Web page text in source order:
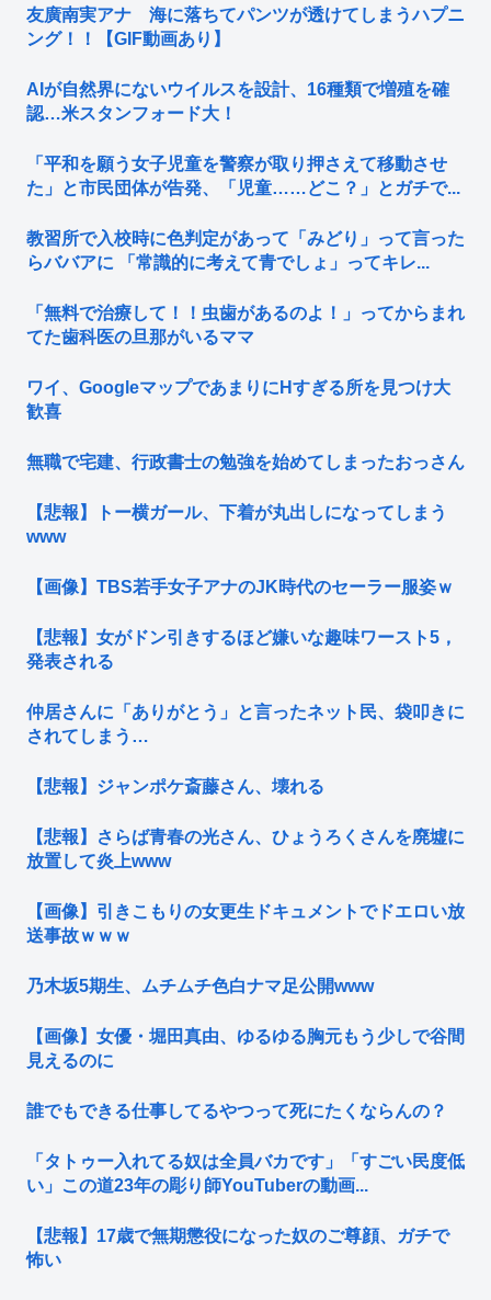
友廣南実アナ 海に落ちてパンツが透けてしまうハプニ
ング！！【GIF動画あり】
AIが自然界にないウイルスを設計、16種類で増殖を確
認…米スタンフォード大！
「平和を願う女子児童を警察が取り押さえて移動させ
た」と市民団体が告発、「児童……どこ？」とガチで...
教習所で入校時に色判定があって「みどり」って言った
らババアに 「常識的に考えて青でしょ」ってキレ...
「無料で治療して！！虫歯があるのよ！」ってからまれ
てた歯科医の旦那がいるママ
ワイ、GoogleマップであまりにΗすぎる所を見つけ大
歓喜
無職で宅建、行政書士の勉強を始めてしまったおっさん
【悲報】トー横ガール、下着が丸出しになってしまう
www
【画像】TBS若手女子アナのJK時代のセーラー服姿ｗ
【悲報】女がドン引きするほど嫌いな趣味ワースト5，
発表される
仲居さんに「ありがとう」と言ったネット民、袋叩きに
されてしまう…
【悲報】ジャンポケ斎藤さん、壊れる
【悲報】さらば青春の光さん、ひょうろくさんを廃墟に
放置して炎上www
【画像】引きこもりの女更生ドキュメントでドエロい放
送事故ｗｗｗ
乃木坂5期生、ムチムチ色白ナマ足公開www
【画像】女優・堀田真由、ゆるゆる胸元もう少しで谷間
見えるのに
誰でもできる仕事してるやつって死にたくならんの？
「タトゥー入れてる奴は全員バカです」「すごい民度低
い」この道23年の彫り師YouTuberの動画...
【悲報】17歳で無期懲役になった奴のご尊顔、ガチで
怖い